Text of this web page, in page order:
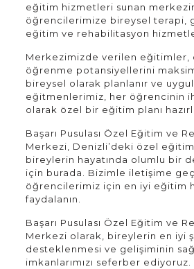
eğitim hizmetleri sunan
öğrencilerimize bireysel terapi,
eğitim ve rehabilitasyon
Merkezimizde verilen eğitimler,
öğrenme potansiyellerini
bireysel olarak planlanır ve
eğitmenlerimiz, her öğrencinin
olarak özel bir eğitim planı
Başarı Pusulası Özel Eğitim ve
Merkezi, Denizli’deki özel
bireylerin hayatında olumlu bir
için burada. Bizimle iletişime
öğrencilerimiz için en iyi eğitim
faydalanın.
Başarı Pusulası Özel Eğitim ve
Merkezi olarak, bireylerin en iyi
desteklenmesi ve gelişiminin
imkanlarımızı seferber